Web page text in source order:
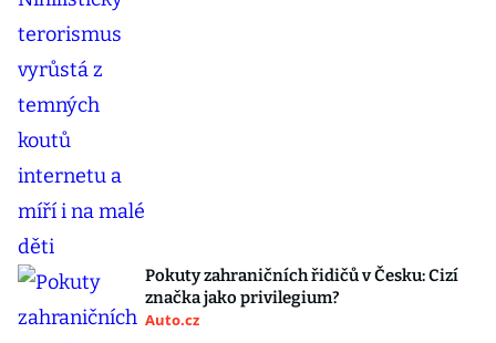
Pokuty zahraničních řidičů v Česku: Cizí
značka jako privilegium?
Auto.cz